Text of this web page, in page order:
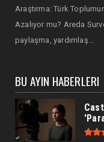
Araştırma: Türk
Azalıyor mu? Areda
paylaşma, yardımlaş...
BU AYIN HABERLERI